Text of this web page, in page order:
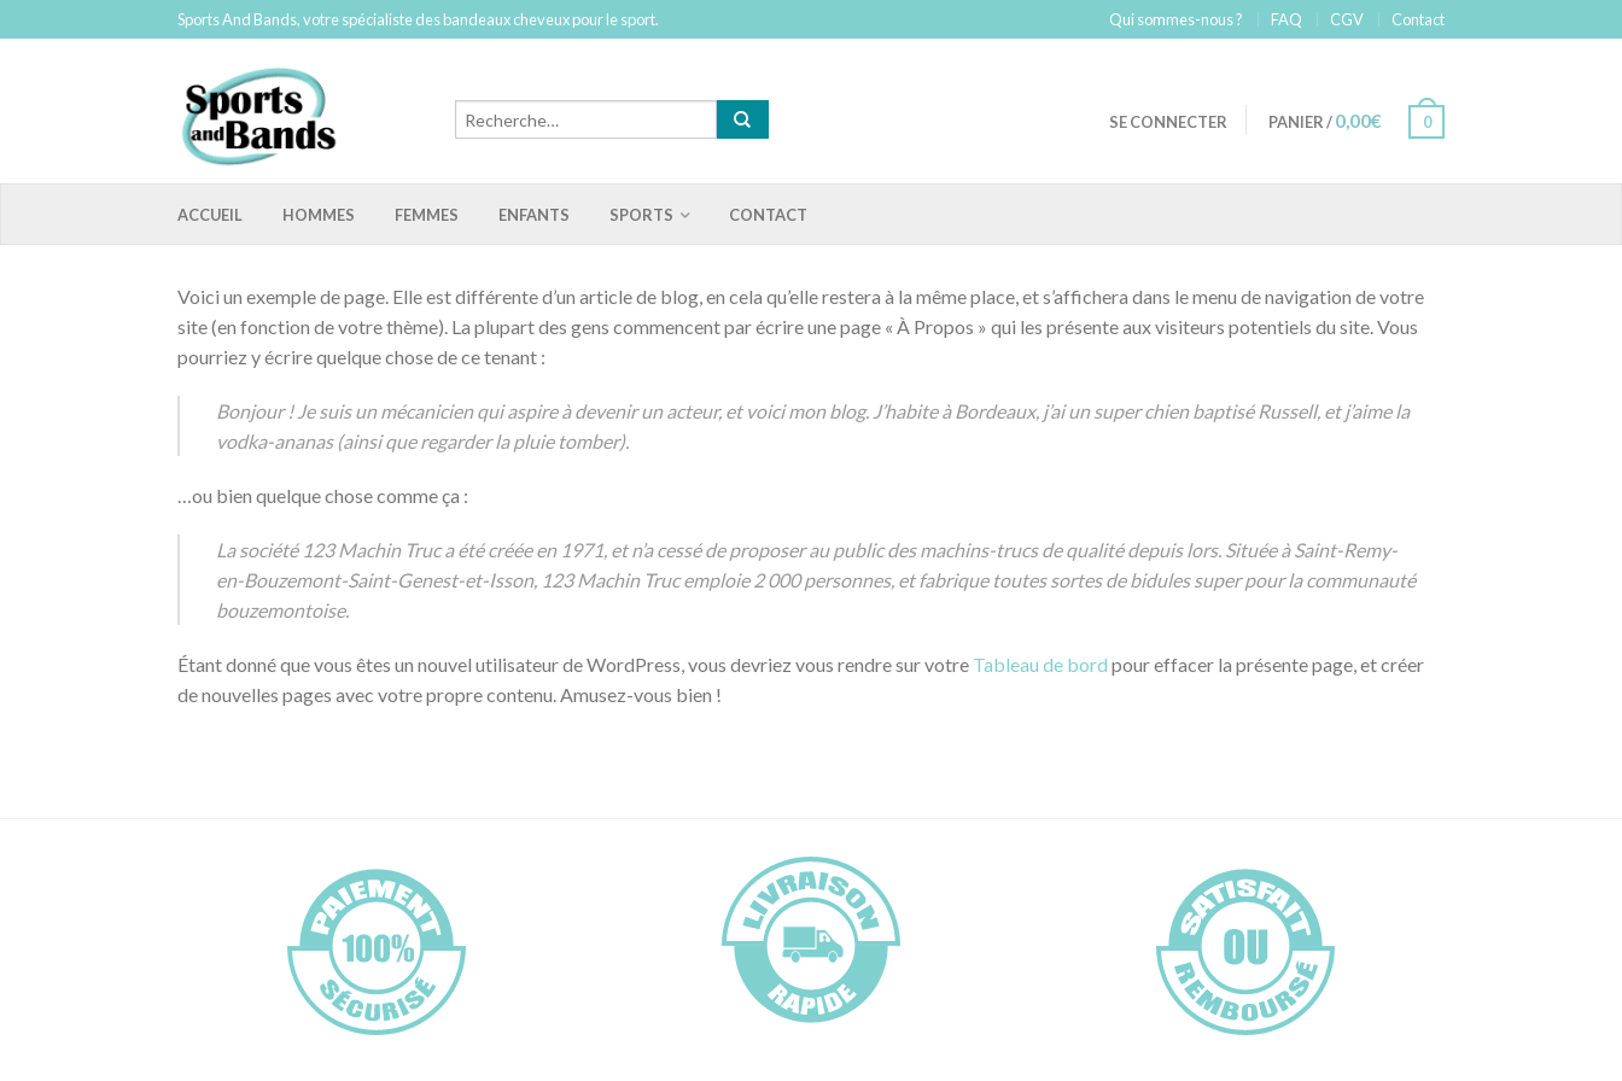
Sports And Bands, votre spécialiste des bandeaux cheveux pour le sport. Qui sommes-nous ? FAQ CGV Contact
SE CONNECTER PANIER/0,00€ 0
ACCUEIL HOMMES FEMMES ENFANTS SPORTS CONTACT
Voici un exemple de page. Elle est différente d’un article de blog, en cela qu’elle restera à la même place, et s’affichera dans le menu de navigation de votre
site (en fonction de votre thème). La plupart des gens commencent par écrire une page « À Propos » qui les présente aux visiteurs potentiels du site. Vous
pourriez y écrire quelque chose de ce tenant :
Bonjour ! Je suis un mécanicien qui aspire à devenir un acteur, et voici mon blog. J’habite à Bordeaux, j’ai un super chien baptisé Russell, et j’aime la
vodka-ananas (ainsi que regarder la pluie tomber).
…ou bien quelque chose comme ça :
La société 123 Machin Truc a été créée en 1971, et n’a cessé de proposer au public des machins-trucs de qualité depuis lors. Située à Saint-Remy-
en-Bouzemont-Saint-Genest-et-Isson, 123 Machin Truc emploie 2 000 personnes, et fabrique toutes sortes de bidules super pour la communauté
bouzemontoise.
Étant donné que vous êtes un nouvel utilisateur de WordPress, vous devriez vous rendre sur votre Tableau de bord pour effacer la présente page, et créer
de nouvelles pages avec votre propre contenu. Amusez-vous bien !